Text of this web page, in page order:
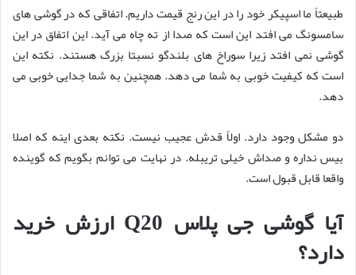
طبیعتاً ما اسپیکر خود را در این رنج قیمت داریم. اتفاقی که در گوشی های
سامسونگ می افتد این است که صدا از ته چاه می آید. این اتفاق در این
گوشی نمی افتد زیرا سوراخ های بلندگو نسبتا بزرگ هستند. نکته این
است که کیفیت خوبی به شما می دهد. همچنین به شما جدایی خوبی می
دهد.
دو مشکل وجود دارد. اولاً قدش عجیب نیست. نکته بعدی اینه که اصلا
بیس نداره و صداش خیلی تریبله. در نهایت می توانم بگویم که گوینده
واقعا قابل قبول است.
آیا گوشی جی پلاس Q20 ارزش خرید
دارد؟